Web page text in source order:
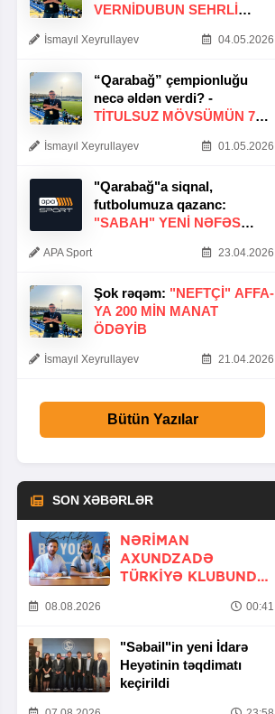
VERNİDUBUN SEHRLİ
İsmayıl Xeyrullayev 04.05.2026
“Qarabağ” çempionluğu
necə əldən verdi? -
TITULSUZ MÖVSÜMÜN 7
İsmayıl Xeyrullayev 01.05.2026
"Qarabağ"a siqnal,
futbolumuza qazanc:
"SABAH" YENI NƏFƏS
APA Sport 23.04.2026
Şok rəqəm: "NEFTÇI" AFFA-
YA 200 MIN MANAT
ÖDƏYIB
İsmayıl Xeyrullayev 21.04.2026
Bütün Yazılar
SON XƏBƏRLƏR
NƏRIMAN
AXUNDZADƏ
TÜRKIYƏ KLUBUNDA
08.08.2026 00:41
"Səbail"in yeni İdarə
Heyətinin təqdimatı
keçirildi